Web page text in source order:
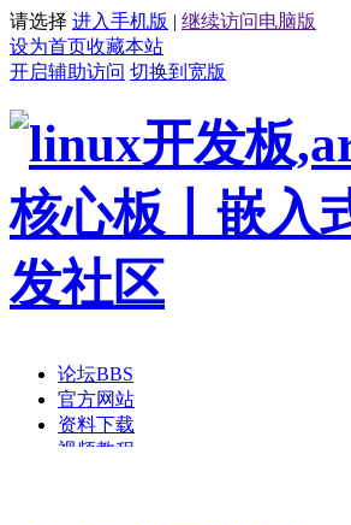
请选择 进入手机版 | 继续访问电脑版
设为首页收藏本站
开启辅助访问 切换到宽版
论坛BBS
官方网站
资料下载
视频教程